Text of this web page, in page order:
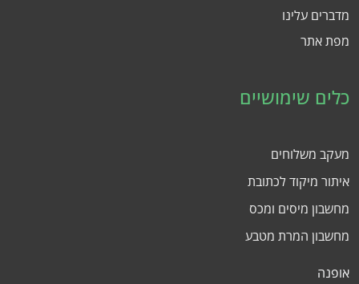
מדברים עלינו
מפת אתר
כלים שימושיים
מעקב משלוחים
איתור מיקוד לכתובת
מחשבון מיסים ומכס
מחשבון המרת מטבע
אופנה